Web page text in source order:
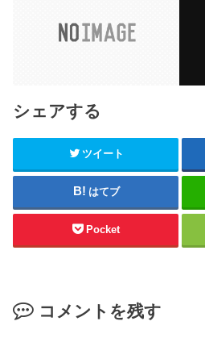
シェアする
ツイート
はてブ
Pocket
コメントを残す